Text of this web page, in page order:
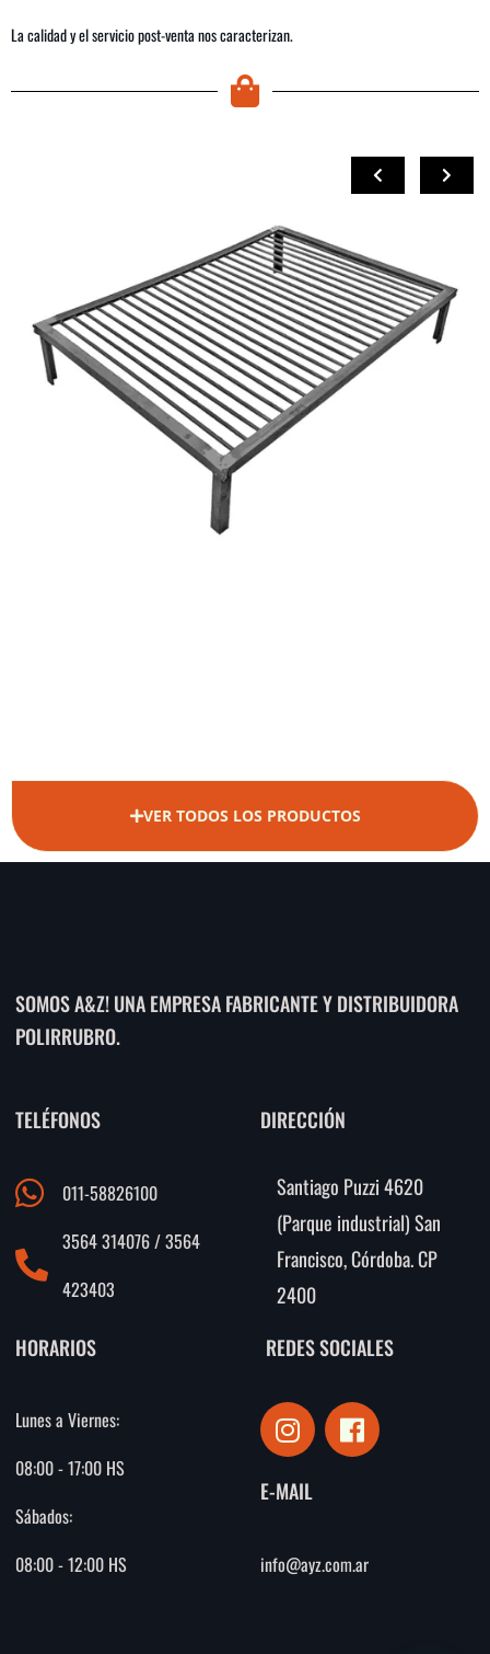
La calidad y el servicio post-venta nos caracterizan.
VER TODOS LOS PRODUCTOS
SOMOS A&Z! UNA EMPRESA FABRICANTE Y DISTRIBUIDORA
POLIRRUBRO.
TELÉFONOS
011-58826100
3564 314076 / 3564
423403
DIRECCIÓN
Santiago Puzzi 4620
(Parque industrial) San
Francisco, Córdoba. CP
2400
HORARIOS
Lunes a Viernes:
08:00 - 17:00 HS
Sábados:
08:00 - 12:00 HS
REDES SOCIALES
I
n
s
t
g
r
F
a
c
o
o
E-MAIL
info@ayz.com.ar